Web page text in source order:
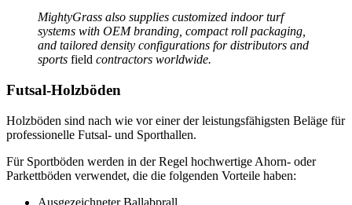
MightyGrass also supplies customized indoor turf
systems with OEM branding, compact roll packaging,
and tailored density configurations for distributors and
sports field contractors worldwide.
Futsal-Holzböden
Holzböden sind nach wie vor einer der leistungsfähigsten Beläge für
professionelle Futsal- und Sporthallen.
Für Sportböden werden in der Regel hochwertige Ahorn- oder
Parkettböden verwendet, die die folgenden Vorteile haben:
Ausgezeichneter Ballabprall